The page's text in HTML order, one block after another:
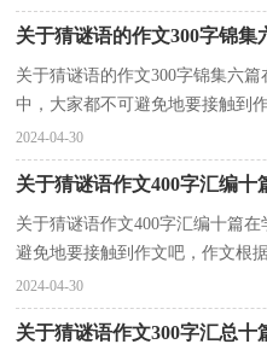
关于猜谜语的作文300字锦集
关于猜谜语的作文300字锦集六
中，大家都不可避免地要接触到
力、联想力、想象力、思考力和
2024-04-30
关于猜谜语作文400字汇编十
关于猜谜语作文400字汇编十篇
避免地要接触到作文吧，作文根
和非限时作文。那么一般作文是
2024-04-30
关于猜谜语作文300字汇总十